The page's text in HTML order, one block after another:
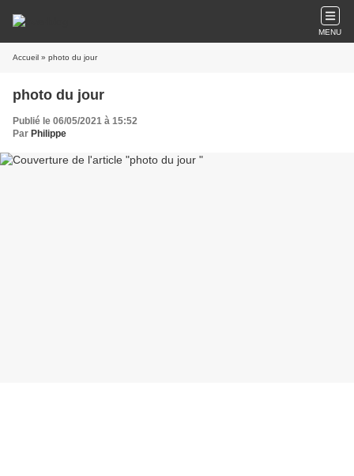
MENU
Accueil » photo du jour
photo du jour
Publié le 06/05/2021 à 15:52
Par Philippe